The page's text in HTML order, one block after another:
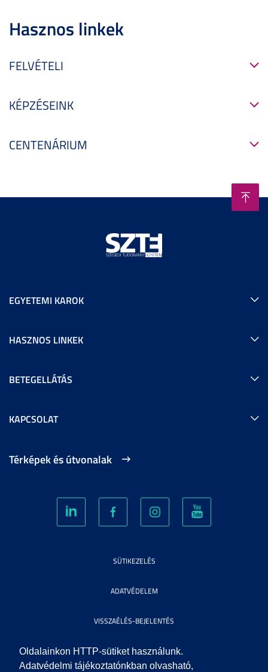
Oldalainkon HTTP-sütiket használunk.
Adatvédelmi tájékoztatónkban olvasható,
Hasznos linkek
FELVÉTELI
KÉPZÉSEINK
CENTENÁRIUM
EGYETEMI KAROK
HASZNOS LINKEK
BETEGELLÁTÁS
KAPCSOLAT
Térképek és útvonalak
SÜTIKEZELÉS
ADATVÉDELEM
VISSZAÉLÉS-BEJELENTÉS
KÖZÉRDEKŰ ADATOK